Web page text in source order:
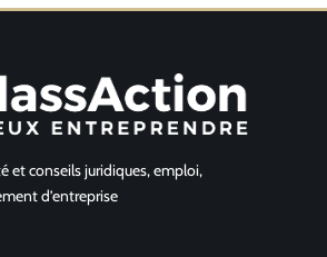
et conseils juridiques, emploi,
d’entreprise